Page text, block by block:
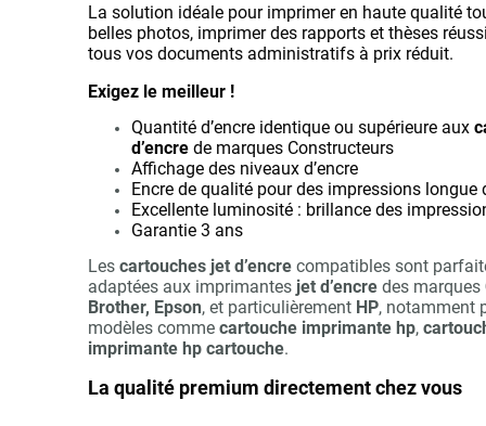
La solution idéale pour imprimer en haute qualité
belles photos, imprimer des rapports et thèses
tous vos documents administratifs à prix réduit.
Exigez le meilleur !
Quantité d’encre identique ou supérieure aux
d’encre de marques Constructeurs
Affichage des niveaux d’encre
Encre de qualité pour des impressions longue
Excellente luminosité : brillance des
Garantie 3 ans
Les cartouches jet d’encre compatibles sont
adaptées aux imprimantes jet d’encre des marques
Brother, Epson, et particulièrement HP, notamment
modèles comme cartouche imprimante hp,
imprimante hp cartouche.
La qualité premium directement chez vous